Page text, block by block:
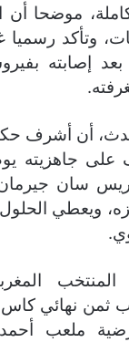
موضحا أن
وتأكد
بعد إصابته
أن أشرف
جاهزيته يوم
سان
ويعطي
ثمن نهائي كاس
ملعب